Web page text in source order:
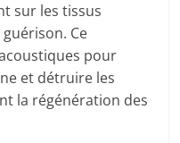
sur les tissus
Ce
pour
et détruire les
la régénération des